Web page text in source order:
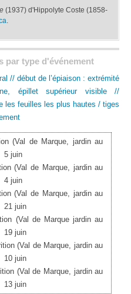
(1937) d'Hippolyte Coste (1858-
.
par type d'événement
// début de l’épiaison : extrémité
épillet supérieur visible //
les feuilles les plus hautes / tiges
(Val de Marque, jardin au
5 juin
(Val de Marque, jardin au
4 juin
(Val de Marque, jardin au
21 juin
(Val de Marque jardin au
19 juin
(Val de Marque, jardin au
10 juin
(Val de Marque, jardin au
13 juin